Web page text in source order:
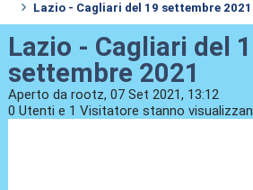
Lazio - Cagliari del 19 settembre 2021
Lazio - Cagliari del
settembre 2021
Aperto da rootz, 07 Set 2021, 13:12
0 Utenti e 1 Visitatore stanno